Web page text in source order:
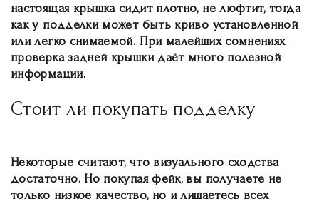
настоящая крышка сидит плотно, не люфтит, тогда
как у подделки может быть криво установленной
или легко снимаемой. При малейших сомнениях
проверка задней крышки даёт много полезной
информации.
Стоит ли покупать подделку
Некоторые считают, что визуального сходства
достаточно. Но покупая фейк, вы получаете не
только низкое качество, но и лишаетесь всех